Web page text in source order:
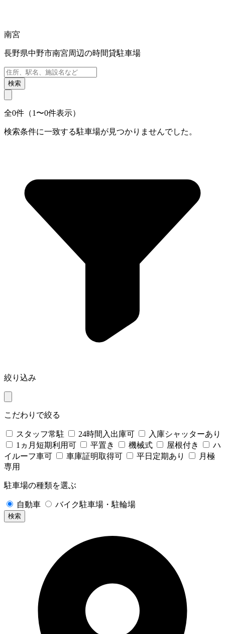
南宮
長野県中野市南宮周辺の時間貸駐車場
検索
全0件（1〜0件表示）
検索条件に一致する駐車場が見つかりませんでした。
絞り込み
こだわりで絞る
スタッフ常駐 24時間入出庫可
入庫シャッターあり
1ヵ月短期利用可
平置き 機械式 屋根付き
ハ
イルーフ車可
車庫証明取得可 平日定期あり
月極
専用
駐車場の種類を選ぶ
自動車 バイク駐車場・駐輪場
検索